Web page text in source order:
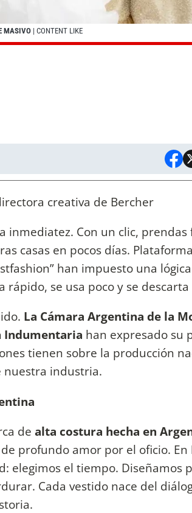
MASIVO | CONTENT LIKE
creativa de Bercher
inmediatez. Con un clic, prendas
casas en pocos días.
han impuesto una
rápido, se usa poco y se
La Cámara Argentina de la
Indumentaria han expresado su
tienen sobre la producción
nuestra industria.
de alta costura hecha en
profundo amor por el oficio. En
elegimos el tiempo. Diseñamos
Cada vestido nace del